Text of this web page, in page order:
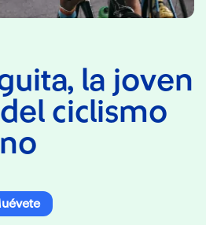
la joven
ciclismo